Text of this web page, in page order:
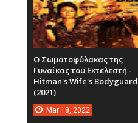
Ο Σωματοφύλακας της
Γυναίκας του Εκτελεστή -
Hitman's Wife's Bodyguard
(2021)
Mar 18, 2022